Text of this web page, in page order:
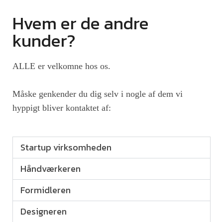
Hvem er de andre
kunder?
ALLE er velkomne hos os.
Måske genkender du dig selv i nogle af dem vi
hyppigt bliver kontaktet af:
Startup virksomheden
Håndværkeren
Formidleren
Designeren